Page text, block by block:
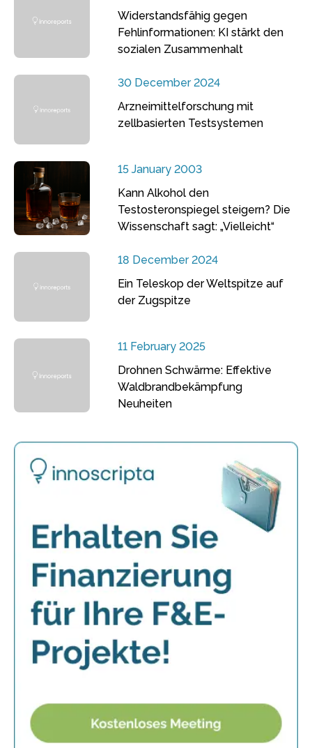
Widerstandsfähig gegen
Fehlinformationen: KI stärkt den
sozialen Zusammenhalt
30 December 2024
Arzneimittelforschung mit
zellbasierten Testsystemen
15 January 2003
Kann Alkohol den
Testosteronspiegel steigern? Die
Wissenschaft sagt: „Vielleicht“
18 December 2024
Ein Teleskop der Weltspitze auf
der Zugspitze
11 February 2025
Drohnen Schwärme: Effektive
Waldbrandbekämpfung
Neuheiten